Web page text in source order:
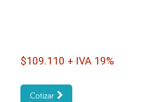
$109.110 + IVA 19%
Cotizar